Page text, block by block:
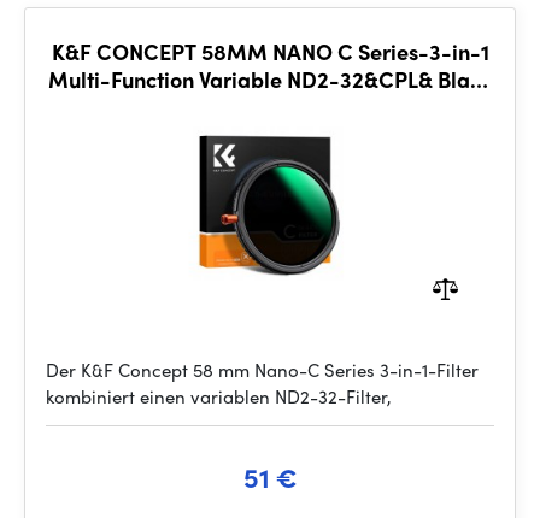
K&F CONCEPT 58MM NANO C Series-3-in-1
Multi-Function Variable ND2-32&CPL& Black
Der K&F Concept 58 mm Nano-C Series 3-in-1-Filter
kombiniert einen variablen ND2-32-Filter,
51 €